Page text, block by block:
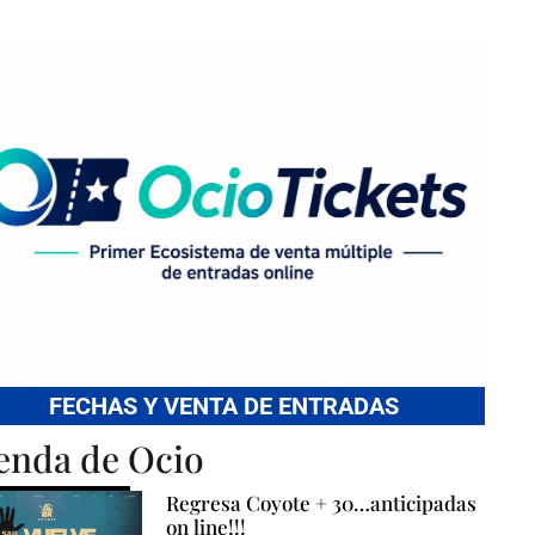
FECHAS Y VENTA DE ENTRADAS
de Ocio
Regresa Coyote + 30…anticipadas
on line!!!